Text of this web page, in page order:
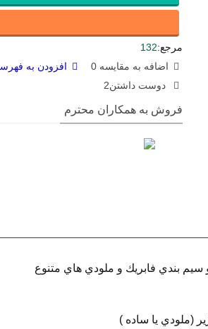
مرجع:132
اضافه به مقایسه 0
افزودن به
دوست داشتن2
فروش به همکاران محترم